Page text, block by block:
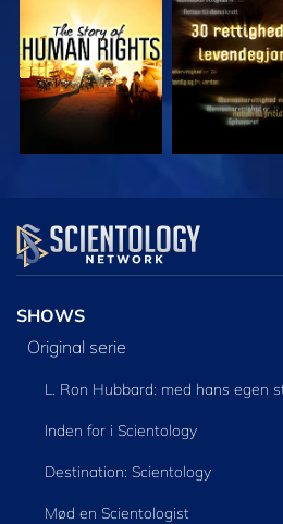
SE SE
SE
SHOWS
Original serie
L. Ron Hubbard: med hans egen
Inden for i Scientology
Destination: Scientology
Mød en Scientologist